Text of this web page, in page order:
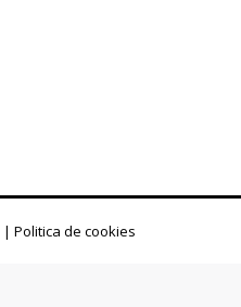
| Politica de cookies